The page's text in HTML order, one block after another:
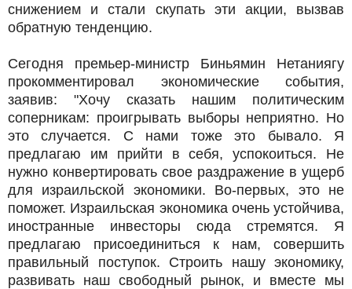
снижением и стали скупать эти акции, вызвав
обратную тенденцию.
Сегодня премьер-министр Биньямин Нетаниягу
прокомментировал экономические события,
заявив: "Хочу сказать нашим политическим
соперникам: проигрывать выборы неприятно. Но
это случается. С нами тоже это бывало. Я
предлагаю им прийти в себя, успокоиться. Не
нужно конвертировать свое раздражение в ущерб
для израильской экономики. Во-первых, это не
поможет. Израильская экономика очень устойчива,
иностранные инвесторы сюда стремятся. Я
предлагаю присоединиться к нам, совершить
правильный поступок. Строить нашу экономику,
развивать наш свободный рынок, и вместе мы